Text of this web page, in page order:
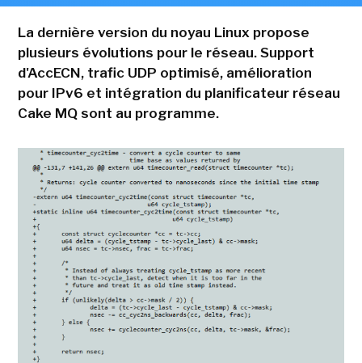
La dernière version du noyau Linux propose
plusieurs évolutions pour le réseau. Support
d'AccECN, trafic UDP optimisé, amélioration
pour IPv6 et intégration du planificateur réseau
Cake MQ sont au programme.